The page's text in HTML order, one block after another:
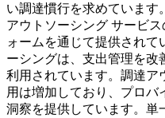
い調達慣行を求めています
アウトソーシング サービ
ォームを通じて提供されて
ーシングは、支出管理を改
利用されています。調達ア
用は増加しており、プロバ
洞察を提供しています。単